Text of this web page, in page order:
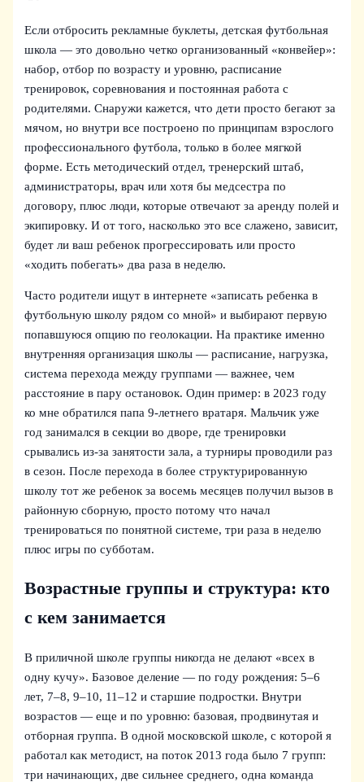
Если отбросить рекламные буклеты, детская футбольная
школа — это довольно четко организованный «конвейер»:
набор, отбор по возрасту и уровню, расписание
тренировок, соревнования и постоянная работа с
родителями. Снаружи кажется, что дети просто бегают за
мячом, но внутри все построено по принципам взрослого
профессионального футбола, только в более мягкой
форме. Есть методический отдел, тренерский штаб,
администраторы, врач или хотя бы медсестра по
договору, плюс люди, которые отвечают за аренду полей и
экипировку. И от того, насколько это все слажено, зависит,
будет ли ваш ребенок прогрессировать или просто
«ходить побегать» два раза в неделю.
Часто родители ищут в интернете «записать ребенка в
футбольную школу рядом со мной» и выбирают первую
попавшуюся опцию по геолокации. На практике именно
внутренняя организация школы — расписание, нагрузка,
система перехода между группами — важнее, чем
расстояние в пару остановок. Один пример: в 2023 году
ко мне обратился папа 9‑летнего вратаря. Мальчик уже
год занимался в секции во дворе, где тренировки
срывались из-за занятости зала, а турниры проводили раз
в сезон. После перехода в более структурированную
школу тот же ребенок за восемь месяцев получил вызов в
районную сборную, просто потому что начал
тренироваться по понятной системе, три раза в неделю
плюс игры по субботам.
Возрастные группы и структура: кто
с кем занимается
В приличной школе группы никогда не делают «всех в
одну кучу». Базовое деление — по году рождения: 5–6
лет, 7–8, 9–10, 11–12 и старшие подростки. Внутри
возрастов — еще и по уровню: базовая, продвинутая и
отборная группа. В одной московской школе, с которой я
работал как методист, на поток 2013 года было 7 групп:
три начинающих, две сильнее среднего, одна команда